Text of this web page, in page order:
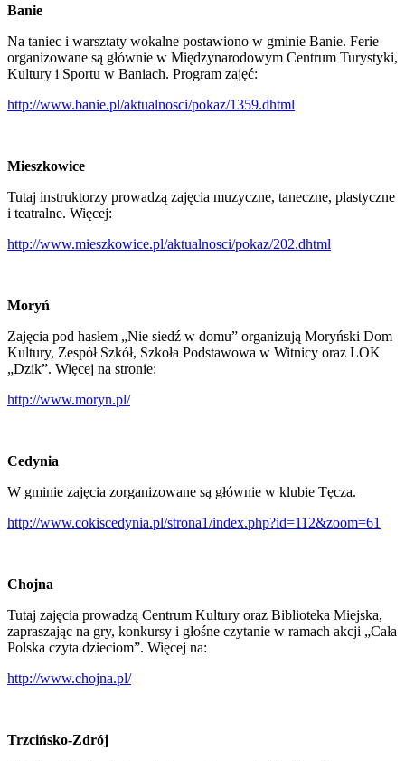
Banie
Na taniec i warsztaty wokalne postawiono w gminie Banie. Ferie
organizowane są głównie w Międzynarodowym Centrum Turystyki,
Kultury i Sportu w Baniach. Program zajęć:
http://www.banie.pl/aktualnosci/pokaz/1359.dhtml
Mieszkowice
Tutaj instruktorzy prowadzą zajęcia muzyczne, taneczne, plastyczne
i teatralne. Więcej:
http://www.mieszkowice.pl/aktualnosci/pokaz/202.dhtml
Moryń
Zajęcia pod hasłem „Nie siedź w domu” organizują Moryński Dom
Kultury, Zespół Szkół, Szkoła Podstawowa w Witnicy oraz LOK
„Dzik”. Więcej na stronie:
http://www.moryn.pl/
Cedynia
W gminie zajęcia zorganizowane są głównie w klubie Tęcza.
http://www.cokiscedynia.pl/strona1/index.php?id=112&zoom=61
Chojna
Tutaj zajęcia prowadzą Centrum Kultury oraz Biblioteka Miejska,
zapraszając na gry, konkursy i głośne czytanie w ramach akcji „Cała
Polska czyta dzieciom”. Więcej na:
http://www.chojna.pl/
Trzcińsko-Zdrój